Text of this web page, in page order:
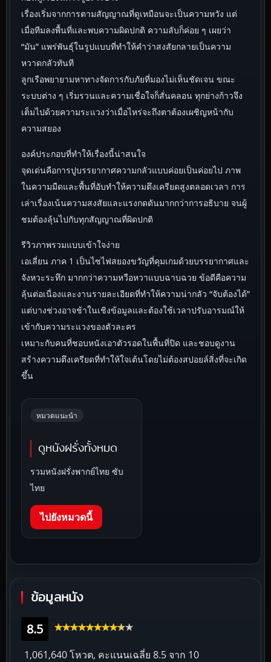
เรื่องเริ่มจากการตามสัญญาณที่ดูเหมือนจะเป็นความหวัง แต่
เมื่อทีมลงพื้นที่และพบความผิดปกติ ความลับก็ค่อย ๆ เผยว่า
“มัน” แพร่พันธุ์ในรูปแบบที่ทำให้คำว่าสงสัยกลายเป็นความ
หวาดกลัวทันที
ลูกเรือพยายามหาทางจัดการกับภัยที่มองไม่เห็นชัดเจน ขณะ
ระบบต่าง ๆ เริ่มรวนและความเชื่อใจก็สั่นคลอน ทุกย่างก้าวจึง
เต็มไปด้วยความระแวงว่าเมื่อไหร่จะถึงตาต้องเผชิญหน้ากับ
ความสยอง
องค์ประกอบที่ทำให้เรื่องนี้น่าสนใจ
จุดเด่นคือการปูบรรยากาศความกลัวแบบค่อยเป็นค่อยไป ภาพ
ในความมืดและพื้นที่อับทำให้ความตึงเครียดสูงตลอดเวลา การ
เล่าเรื่องเน้นความสงสัยและแรงกดดันมากกว่าการอธิบาย จนผู้
ชมต้องลุ้นไปกับทุกสัญญาณที่ผิดปกติ
รีวิวภาพรวมแบบเข้าใจง่าย
เอเลี่ยน ภาค 1 เป็นไซไฟสยองขวัญที่คุมเกมด้วยบรรยากาศและ
จังหวะระทึก มากกว่าความหวือหวาแบบฉาบฉวย ข้อดีคือความ
ลุ้นต่อเนื่องและงานรายละเอียดที่ทำให้ความน่ากลัว “จับต้องได้”
แต่บางช่วงอาจช้าในเชิงข้อมูลและต้องใช้เวลาปรับอารมณ์ให้
เข้ากับความระแวงของตัวละคร
เหมาะกับคนที่ชอบหนังเอาตัวรอดในพื้นที่ปิด และชอบดูงาน
สร้างความตึงเครียดที่ทำให้ใจเต้นโดยไม่ต้องสปอยล์สิ่งที่จะเกิด
ขึ้น
หมวดแนะนำ
ดูหนังฝรั่งทั้งหมด
รวมหนังฝรั่งพากย์ไทย ซับ
ไทย
ไปยังหมวดนี้
ข้อมูลหนัง
8.5
1,061,640 โหวต, คะแนนเฉลี่ย 8.5 จาก 10